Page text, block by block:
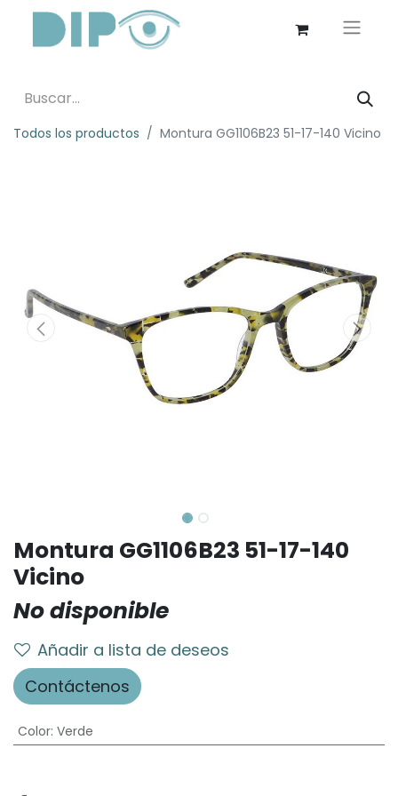
Todos los productos Montura GG1106B23 51-17-140 Vicino
Montura GG1106B23 51-17-140
Vicino
No disponible
Añadir a lista de deseos
Contáctenos
Color: Verde